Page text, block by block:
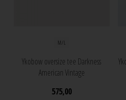
M/L
Ykobow oversize tee Darkness
American Vintage
575,00